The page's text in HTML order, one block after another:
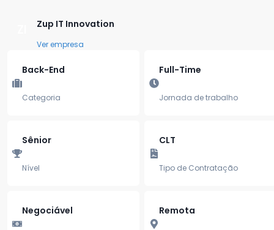
Zup IT Innovation
Ver empresa
Back-End
Categoria
Full-Time
Jornada de trabalho
Sênior
Nível
CLT
Tipo de Contratação
Negociável Remota